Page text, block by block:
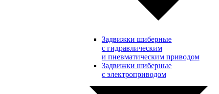
Задвижки шиберные
с гидравлическим
и пневматическим приводом
Задвижки шиберные
с электроприводом